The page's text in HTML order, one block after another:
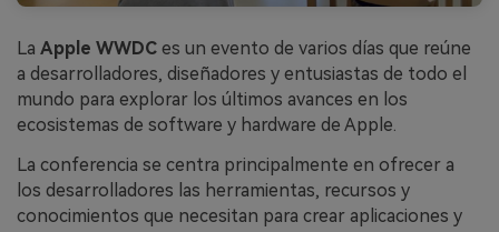
La Apple WWDC es un evento de varios días que reúne
a desarrolladores, diseñadores y entusiastas de todo el
mundo para explorar los últimos avances en los
ecosistemas de software y hardware de Apple.
La conferencia se centra principalmente en ofrecer a
los desarrolladores las herramientas, recursos y
conocimientos que necesitan para crear aplicaciones y